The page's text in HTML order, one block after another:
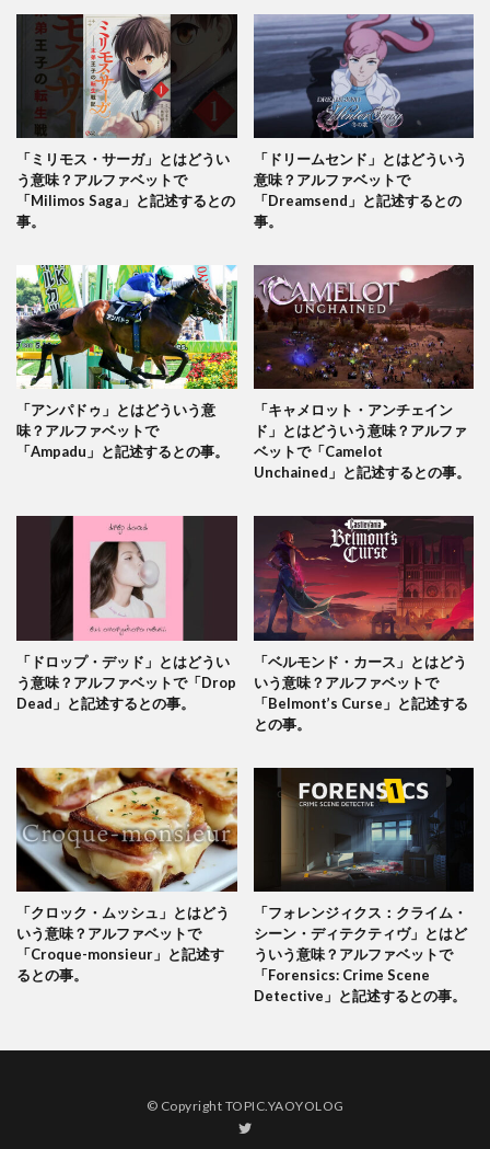
「ミリモス・サーガ」とはどうい
う意味？アルファベットで
「Milimos Saga」と記述するとの
事。
「ドリームセンド」とはどういう
意味？アルファベットで
「Dreamsend」と記述するとの
事。
「アンパドゥ」とはどういう意
味？アルファベットで
「Ampadu」と記述するとの事。
「キャメロット・アンチェイン
ド」とはどういう意味？アルファ
ベットで「Camelot
Unchained」と記述するとの事。
「ドロップ・デッド」とはどうい
う意味？アルファベットで「Drop
Dead」と記述するとの事。
「ベルモンド・カース」とはどう
いう意味？アルファベットで
「Belmont’s Curse」と記述する
との事。
「クロック・ムッシュ」とはどう
いう意味？アルファベットで
「Croque-monsieur」と記述す
るとの事。
「フォレンジィクス：クライム・
シーン・ディテクティヴ」とはど
ういう意味？アルファベットで
「Forensics: Crime Scene
Detective」と記述するとの事。
© Copyright TOPIC.YAOYOLOG